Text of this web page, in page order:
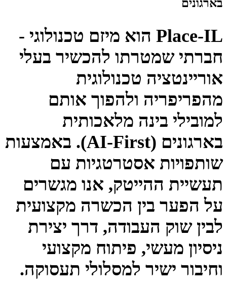
בארגונים
​​​​Place-IL​ הוא מיזם טכנולוגי -
חברתי שמטרתו להכשיר בעלי
אוריינטציה טכנולוגית
מהפריפריה ולהפוך אותם
למובילי בינה מלאכותית
בארגונים (AI-First). באמצעות
שותפויות אסטרטגיות עם
תעשיית ההייטק, אנו מגשרים
על הפער בין הכשרה מקצועית
לבין שוק העבודה, דרך יצירת
ניסיון מעשי, פיתוח מקצועי
וחיבור ישיר למסלולי תעסוקה.